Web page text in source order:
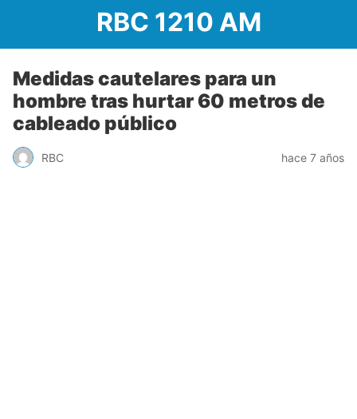
RBC 1210 AM
Medidas cautelares para un
hombre tras hurtar 60 metros de
cableado público
RBC hace 7 años